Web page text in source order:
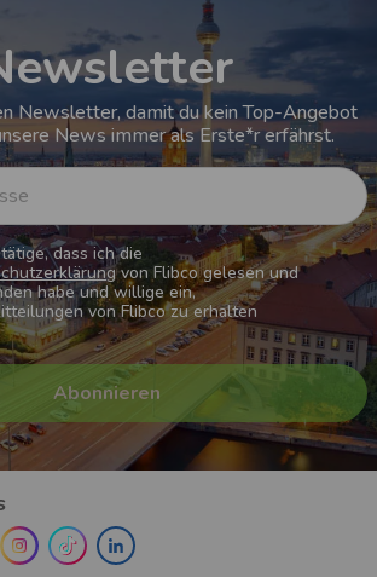
Newsletter, damit du kein Top-Angebot
News immer als Erste*r erfährst.
dass ich die
von Flibco gelesen und
habe und willige ein,
von Flibco zu erhalten